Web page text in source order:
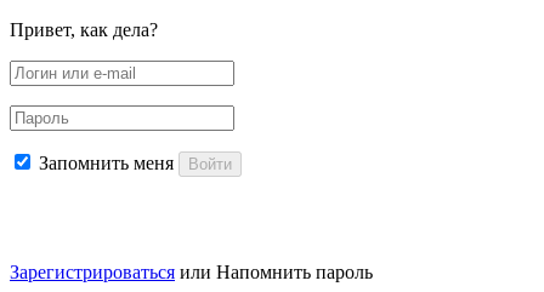
Привет, как дела?
Запомнить меня Войти
Зарегистрироваться или Напомнить пароль